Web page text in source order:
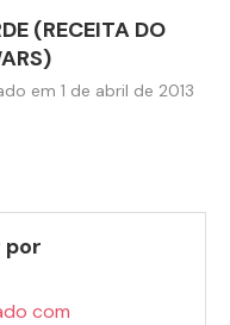
(RECEITA DO
em 1 de abril de 2013
por
com